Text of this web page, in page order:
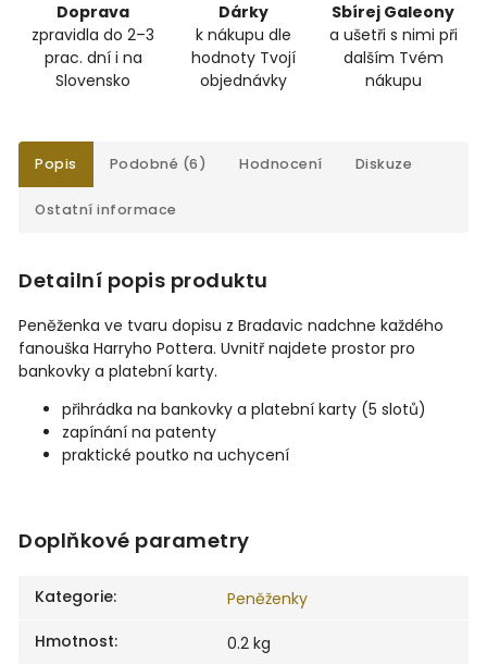
Doprava
zpravidla do 2–3
prac. dní i na
Slovensko
Dárky
k nákupu dle
hodnoty Tvojí
objednávky
Sbírej Galeony
a ušetři s nimi při
dalším Tvém
nákupu
Popis Podobné (6) Hodnocení Diskuze
Ostatní informace
Detailní popis produktu
Peněženka ve tvaru dopisu z Bradavic nadchne každého
fanouška Harryho Pottera. Uvnitř najdete prostor pro
bankovky a platební karty.
přihrádka na bankovky a platební karty (5 slotů)
zapínání na patenty
praktické poutko na uchycení
Doplňkové parametry
Kategorie:
Peněženky
Hmotnost:
0.2 kg